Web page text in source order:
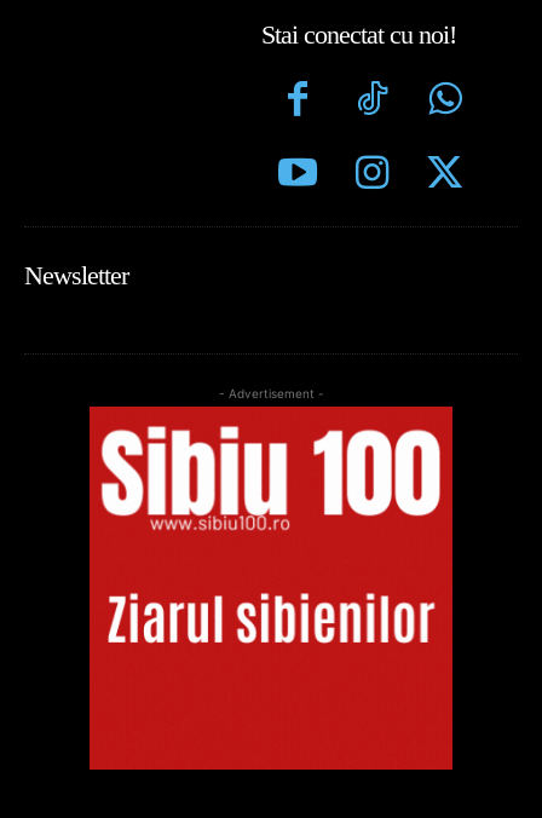
Stai conectat cu noi!
Newsletter
- Advertisement -